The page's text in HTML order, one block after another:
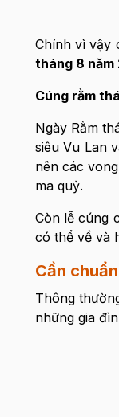
Chính vì vậy
tháng 8 năm
Cúng rằm
Ngày Rằm
siêu Vu Lan
nên các
ma quỷ.
Còn lễ cúng
có thể về và
Cần
Thông
những gia